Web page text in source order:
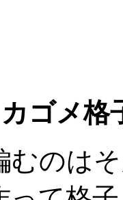
ゴメ格
のは